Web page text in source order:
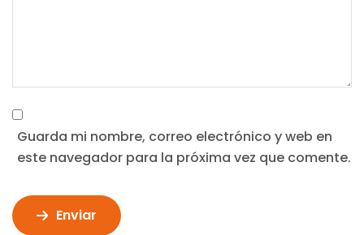
Guarda mi nombre, correo electrónico y web en
este navegador para la próxima vez que comente.
Enviar